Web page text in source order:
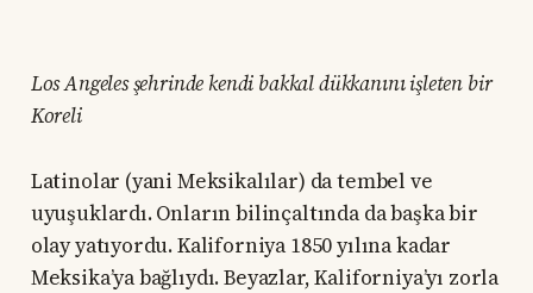
Los Angeles şehrinde kendi bakkal dükkanını işleten bir
Koreli
Latinolar (yani Meksikalılar) da tembel ve
uyuşuklardı. Onların bilinçaltında da başka bir
olay yatıyordu. Kaliforniya 1850 yılına kadar
Meksika’ya bağlıydı. Beyazlar, Kaliforniya’yı zorla